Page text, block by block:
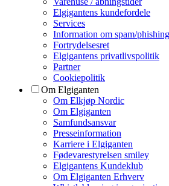
Elgigantens kundefordele
Services
Information om spam/
Fortrydelsesret
Elgigantens privatlivspolitik
Partner
Cookiepolitik
Om Elgiganten
Om Elkjøp Nordic
Om Elgiganten
Samfundsansvar
Presseinformation
Karriere i Elgiganten
Fødevarestyrelsen smiley
Elgigantens Kundeklub
Om Elgiganten Erhverv